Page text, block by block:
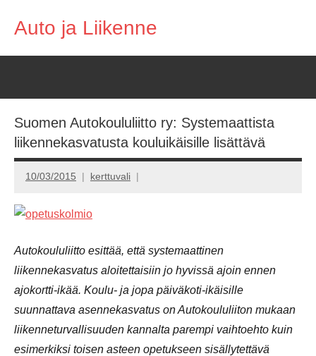
Auto ja Liikenne
Suomen Autokoululiitto ry: Systemaattista
liikennekasvatusta kouluikäisille lisättävä
10/03/2015 kerttuvali
Autokoululiitto esittää, että systemaattinen
liikennekasvatus aloitettaisiin jo hyvissä ajoin ennen
ajokortti-ikää. Koulu- ja jopa päiväkoti-ikäisille
suunnattava asennekasvatus on Autokoululiiton mukaan
liikenneturvallisuuden kannalta parempi vaihtoehto kuin
esimerkiksi toisen asteen opetukseen sisällytettävä